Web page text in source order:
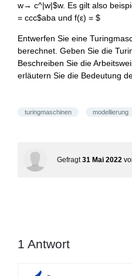
w→ c^|w|$w. Es gilt also
= ccc$aba und f(ε) = $
Entwerfen Sie eine
berechnet. Geben Sie die
Beschreiben Sie die
erläutern Sie die Bedeutung
turingmaschinen modellierung
Gefragt 31 Mai 2022
1 Antwort